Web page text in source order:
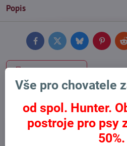
Popis
FacebookTwitterBluesky
Předchozí produkt
Alternativní produkty
Výprodej
Vše pro chovatele
od spol. Hunter.
postroje pro psy
50%.